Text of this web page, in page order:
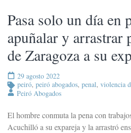
Pasa solo un día en
apuñalar y arrastrar
de Zaragoza a su
29 agosto 2022
peiró, peiró abogados, penal, violencia
Peiró Abogados
El hombre conmuta la pena con
Acuchilló a su expareja y la arrastró